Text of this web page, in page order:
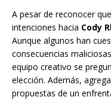
A pesar de reconocer que
intenciones hacia Cody
Aunque algunos han
consecuencias
equipo creativo se
elección. Además,
propuestas de un